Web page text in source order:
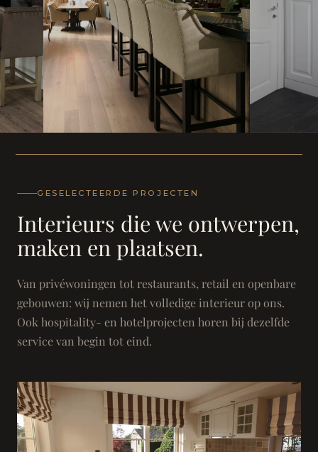
Landhuis - Grimbergen
GESELECTEERDE PROJECTEN
Interieurs die we ontwerpen,
maken en plaatsen.
Van privéwoningen tot restaurants, retail en openbare
gebouwen: wij nemen het volledige interieur op ons.
Ook hospitality- en hotelprojecten horen bij dezelfde
service van begin tot eind.